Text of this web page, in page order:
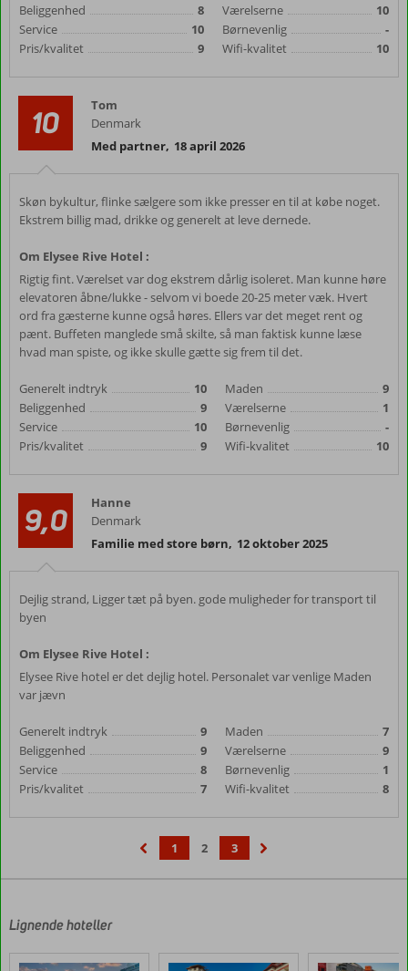
Beliggenhed
8
Service
10
Pris/kvalitet
9
Værelserne
10
Børnevenlig
-
Wifi-kvalitet
10
10
Tom
Denmark
Med partner, 18 april 2026
Skøn bykultur, flinke sælgere som ikke presser en til at købe noget.
Ekstrem billig mad, drikke og generelt at leve dernede.
Om Elysee Rive Hotel :
Rigtig fint. Værelset var dog ekstrem dårlig isoleret. Man kunne høre
elevatoren åbne/lukke - selvom vi boede 20-25 meter væk. Hvert
ord fra gæsterne kunne også høres. Ellers var det meget rent og
pænt. Buffeten manglede små skilte, så man faktisk kunne læse
hvad man spiste, og ikke skulle gætte sig frem til det.
Generelt indtryk
10
Beliggenhed
9
Service
10
Pris/kvalitet
9
Maden
9
Værelserne
1
Børnevenlig
-
Wifi-kvalitet
10
9,0
Hanne
Denmark
Familie med store børn, 12 oktober 2025
Dejlig strand, Ligger tæt på byen. gode muligheder for transport til
byen
Om Elysee Rive Hotel :
Elysee Rive hotel er det dejlig hotel. Personalet var venlige Maden
var jævn
Generelt indtryk
9
Beliggenhed
9
Service
8
Pris/kvalitet
7
Maden
7
Værelserne
9
Børnevenlig
1
Wifi-kvalitet
8
1 2
3
Lignende hoteller